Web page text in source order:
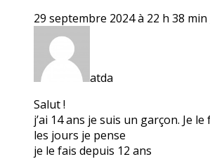
29 septembre 2024 à 22 h 38 min
atda
Salut !
j’ai 14 ans je suis un garçon. Je
les jours je pense
je le fais depuis 12 ans